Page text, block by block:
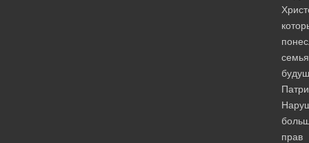
семья
прав